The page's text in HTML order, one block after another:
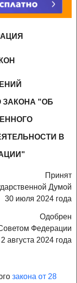
ЗАКОНА "ОБ
В
Принят
Думой
30 июля 2024 года
Одобрен
Федерации
2 августа 2024 года
закона от 28